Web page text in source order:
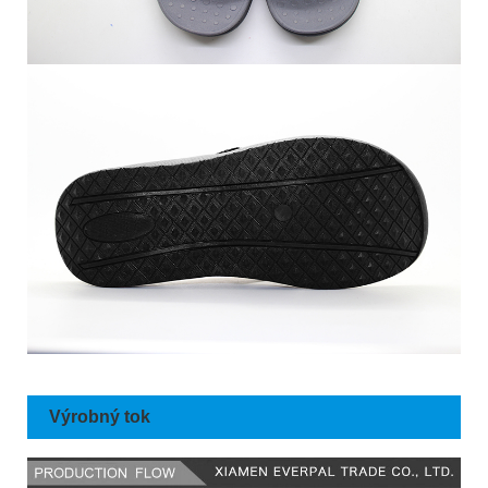
Výrobný tok